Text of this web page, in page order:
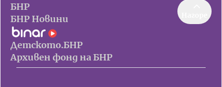
БНР
БНР Новини
Детското.БНР
Архивен фонд на БНР